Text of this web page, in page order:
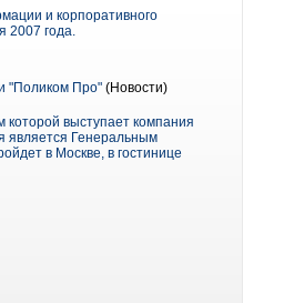
и корпоративного
2007 года.
"Поликом Про" (Новости)
выступает компания
является Генеральным
в Москве, в гостинице